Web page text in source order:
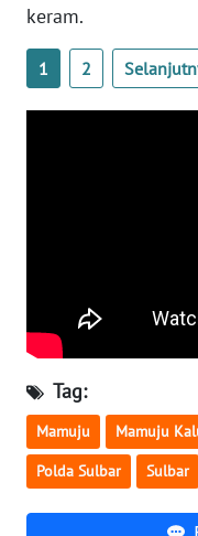
keram.
1 2
Tag:
Mamuju Mamuju
Polda Sulbar Sulbar
WN
WN
LAMPUNG
WN